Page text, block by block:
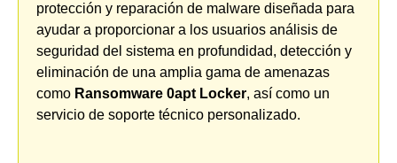
protección y reparación de malware diseñada para
ayudar a proporcionar a los usuarios análisis de
seguridad del sistema en profundidad, detección y
eliminación de una amplia gama de amenazas
como Ransomware 0apt Locker, así como un
servicio de soporte técnico personalizado.